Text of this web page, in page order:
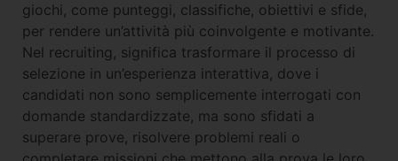
giochi, come punteggi, classifiche, obiettivi e sfide,
per rendere un’attività più coinvolgente e motivante.
Nel recruiting, significa trasformare il processo di
selezione in un’esperienza interattiva, dove i
candidati non sono semplicemente interrogati con
domande standardizzate, ma sono sfidati a
superare prove, risolvere problemi reali o